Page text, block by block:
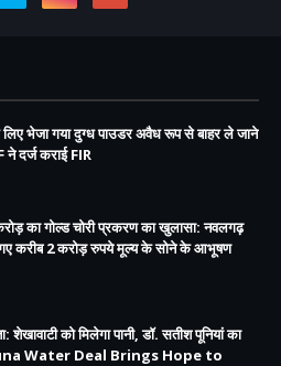
भेजा गया दुग्ध पाउडर अवैध रूप से बाहर ले जाने
ने दर्ज कराई FIR
का गोल्ड चोरी प्रकरण का खुलासा: नवलगढ़
गए करीब 2 करोड़ रुपये मूल्य के सोने के आभूषण
को मिलेगा पानी, डॉ. सतीश पूनियां का
Water Deal Brings Hope to